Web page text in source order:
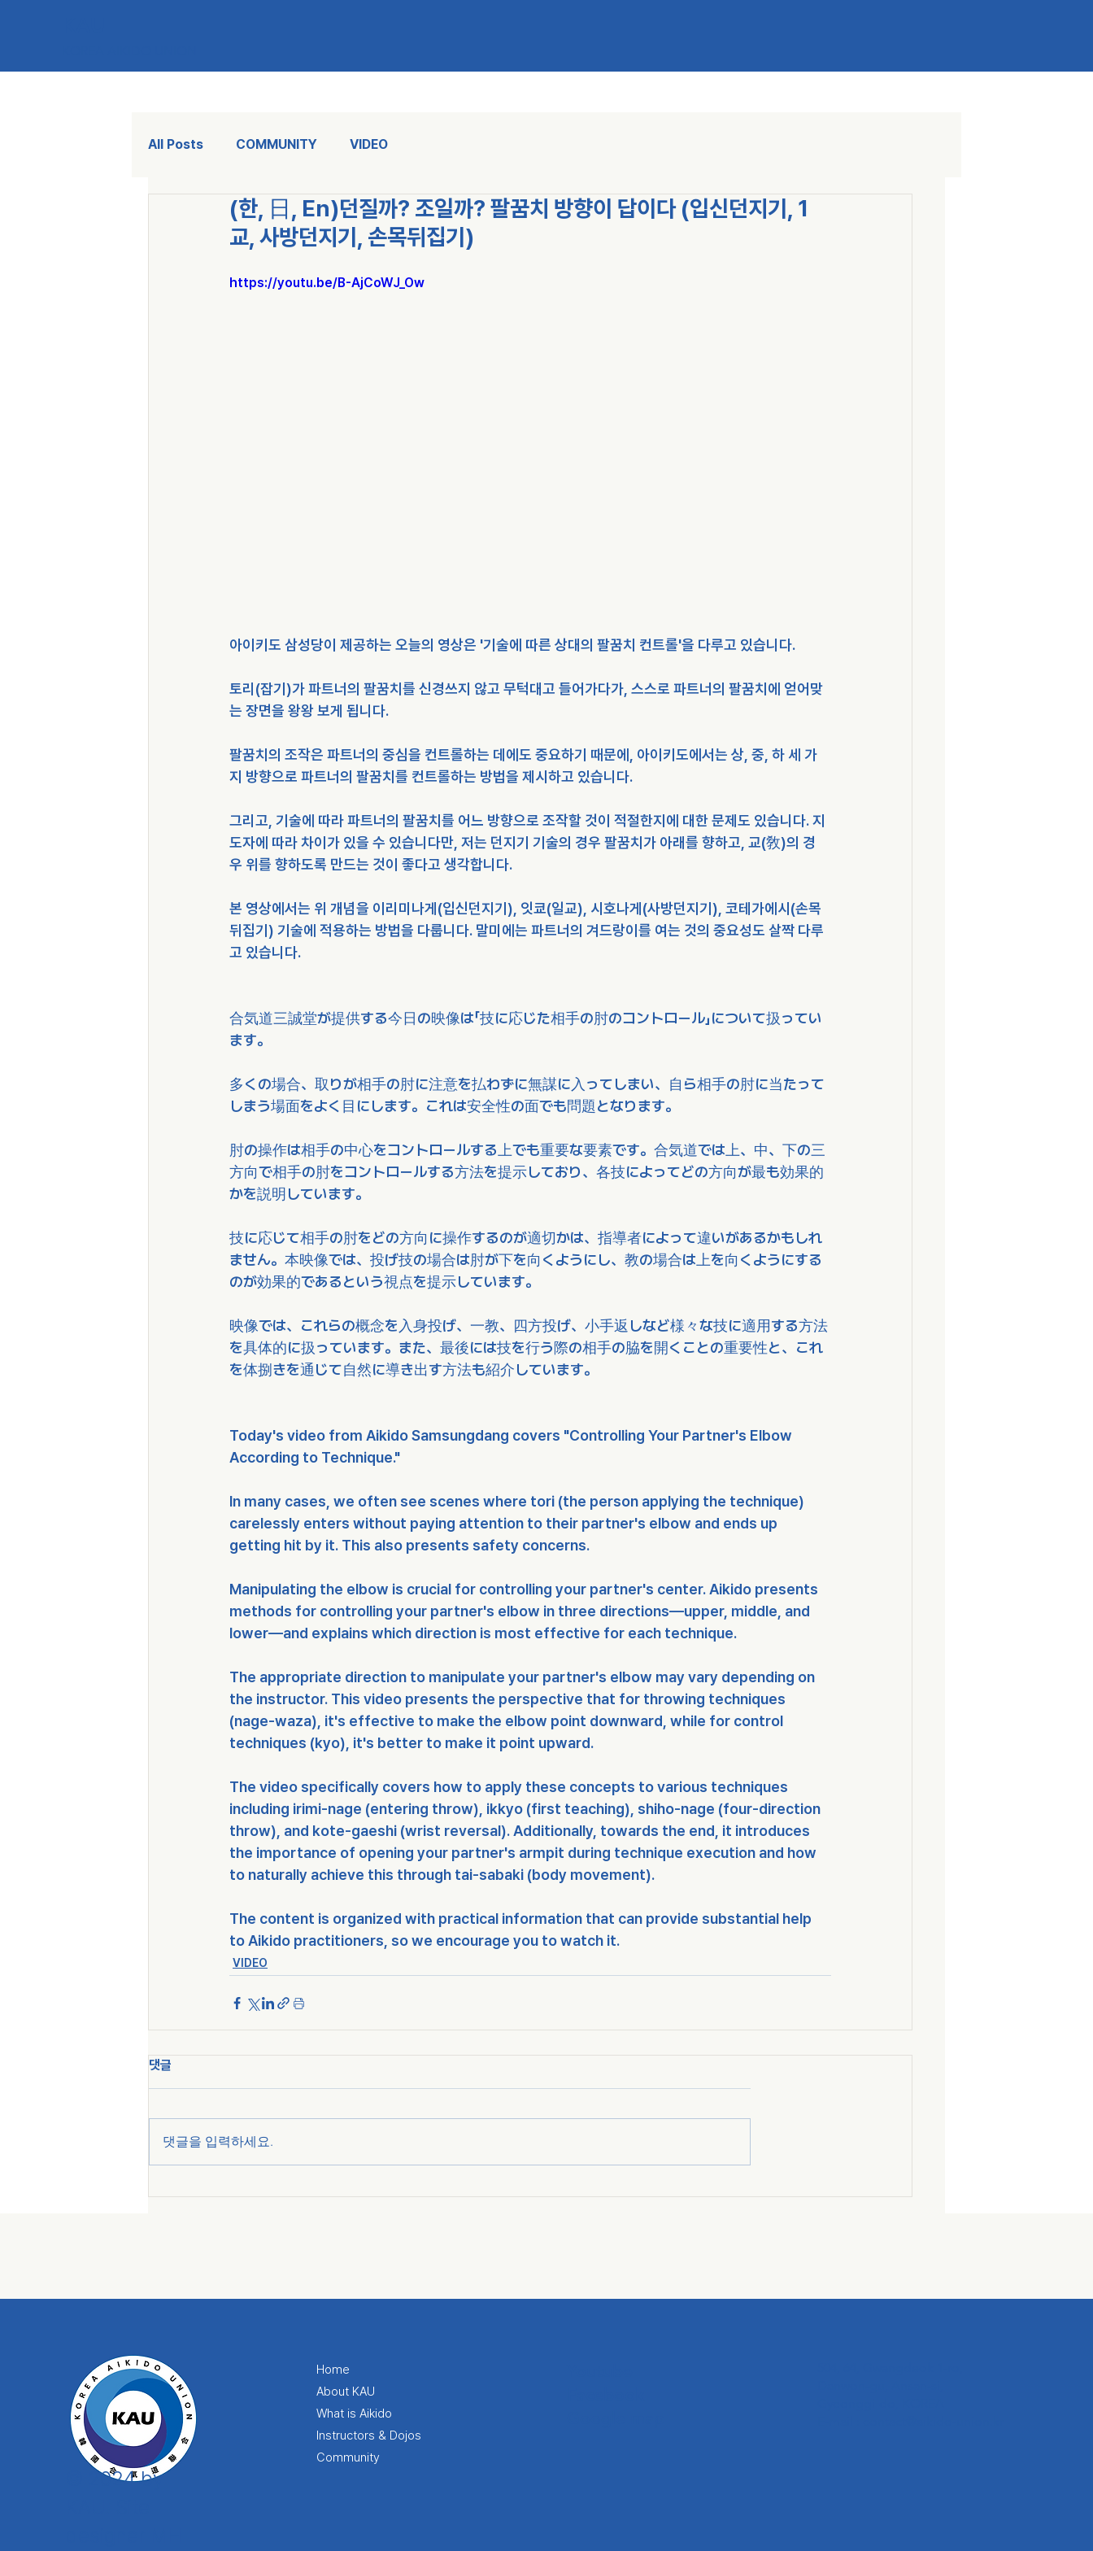
All Posts COMMUNITY VIDEO
(한, 日, En)던질까? 조일까? 팔꿈치 방향이 답이다 (입신던지기, 1
교, 사방던지기, 손목뒤집기)
https://youtu.be/B-AjCoWJ_Ow
아이키도 삼성당이 제공하는 오늘의 영상은 '기술에 따른 상대의 팔꿈치 컨트롤'을 다루고 있습니다.
토리(잡기)가 파트너의 팔꿈치를 신경쓰지 않고 무턱대고 들어가다가, 스스로 파트너의 팔꿈치에 얻어맞
는 장면을 왕왕 보게 됩니다.
팔꿈치의 조작은 파트너의 중심을 컨트롤하는 데에도 중요하기 때문에, 아이키도에서는 상, 중, 하 세 가
지 방향으로 파트너의 팔꿈치를 컨트롤하는 방법을 제시하고 있습니다.
그리고, 기술에 따라 파트너의 팔꿈치를 어느 방향으로 조작할 것이 적절한지에 대한 문제도 있습니다. 지
도자에 따라 차이가 있을 수 있습니다만, 저는 던지기 기술의 경우 팔꿈치가 아래를 향하고, 교(敎)의 경
우 위를 향하도록 만드는 것이 좋다고 생각합니다.
본 영상에서는 위 개념을 이리미나게(입신던지기), 잇쿄(일교), 시호나게(사방던지기), 코테가에시(손목
뒤집기) 기술에 적용하는 방법을 다룹니다. 말미에는 파트너의 겨드랑이를 여는 것의 중요성도 살짝 다루
고 있습니다.
合気道三誠堂が提供する今日の映像は「技に応じた相手の肘のコントロール」について扱ってい
ます。
多くの場合、取りが相手の肘に注意を払わずに無謀に入ってしまい、自ら相手の肘に当たって
しまう場面をよく目にします。これは安全性の面でも問題となります。
肘の操作は相手の中心をコントロールする上でも重要な要素です。合気道では上、中、下の三
方向で相手の肘をコントロールする方法を提示しており、各技によってどの方向が最も効果的
かを説明しています。
技に応じて相手の肘をどの方向に操作するのが適切かは、指導者によって違いがあるかもしれ
ません。本映像では、投げ技の場合は肘が下を向くようにし、教の場合は上を向くようにする
のが効果的であるという視点を提示しています。
映像では、これらの概念を入身投げ、一教、四方投げ、小手返しなど様々な技に適用する方法
を具体的に扱っています。また、最後には技を行う際の相手の脇を開くことの重要性と、これ
を体捌きを通じて自然に導き出す方法も紹介しています。
Today's video from Aikido Samsungdang covers "Controlling Your Partner's Elbow
According to Technique."
In many cases, we often see scenes where tori (the person applying the technique)
carelessly enters without paying attention to their partner's elbow and ends up
getting hit by it. This also presents safety concerns.
Manipulating the elbow is crucial for controlling your partner's center. Aikido presents
methods for controlling your partner's elbow in three directions—upper, middle, and
lower—and explains which direction is most effective for each technique.
The appropriate direction to manipulate your partner's elbow may vary depending on
the instructor. This video presents the perspective that for throwing techniques
(nage-waza), it's effective to make the elbow point downward, while for control
techniques (kyo), it's better to make it point upward.
The video specifically covers how to apply these concepts to various techniques
including irimi-nage (entering throw), ikkyo (first teaching), shiho-nage (four-direction
throw), and kote-gaeshi (wrist reversal). Additionally, towards the end, it introduces
the importance of opening your partner's armpit during technique execution and how
to naturally achieve this through tai-sabaki (body movement).
The content is organized with practical information that can provide substantial help
to Aikido practitioners, so we encourage you to watch it.
VIDEO
댓글
댓글을 입력하세요.
© 2024 by
Home
About KAU
What is Aikido
Instructors & Dojos
Community